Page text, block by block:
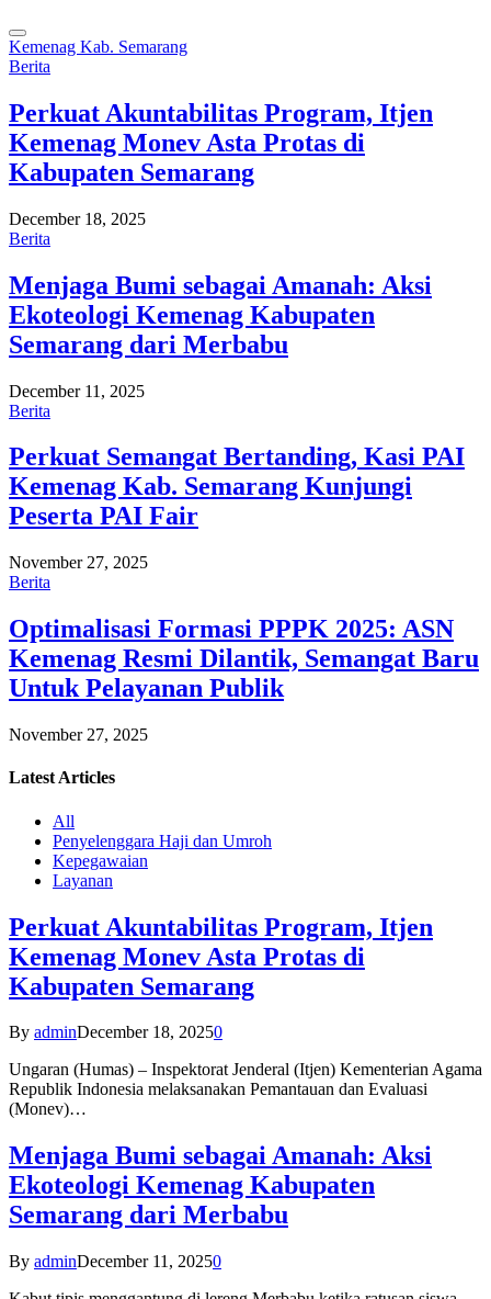
Kemenag Kab. Semarang
Berita
Perkuat Akuntabilitas Program, Itjen
Kemenag Monev Asta Protas di
Kabupaten Semarang
December 18, 2025
Berita
Menjaga Bumi sebagai Amanah: Aksi
Ekoteologi Kemenag Kabupaten
Semarang dari Merbabu
December 11, 2025
Berita
Perkuat Semangat Bertanding, Kasi PAI
Kemenag Kab. Semarang Kunjungi
Peserta PAI Fair
November 27, 2025
Berita
Optimalisasi Formasi PPPK 2025: ASN
Kemenag Resmi Dilantik, Semangat Baru
Untuk Pelayanan Publik
November 27, 2025
Latest Articles
All
Penyelenggara Haji dan Umroh
Kepegawaian
Layanan
Perkuat Akuntabilitas Program, Itjen
Kemenag Monev Asta Protas di
Kabupaten Semarang
By adminDecember 18, 20250
Ungaran (Humas) – Inspektorat Jenderal (Itjen) Kementerian Agama
Republik Indonesia melaksanakan Pemantauan dan Evaluasi
(Monev)…
Menjaga Bumi sebagai Amanah: Aksi
Ekoteologi Kemenag Kabupaten
Semarang dari Merbabu
By adminDecember 11, 20250